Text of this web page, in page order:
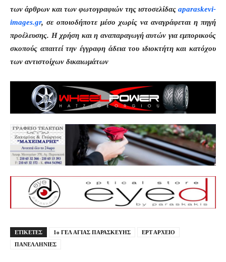
των άρθρων και των φωτογραφιών της ιστοσελίδας aparaskevi-
images.gr, σε οποιοδήποτε μέσο χωρίς να αναγράφεται η πηγή
προέλευσης. Η χρήση και η αναπαραγωγή αυτών για εμπορικούς
σκοπούς απαιτεί την έγγραφη άδεια του ιδιοκτήτη και κατόχου
των αντιστοίχων δικαιωμάτων
ΕΤΙΚΕΤΕΣ 1ο ΓΕΛ ΑΓΙΑΣ ΠΑΡΑΣΚΕΥΗΣ
ΕΡΤ ΑΡΧΕΙΟ
ΠΑΝΕΛΛΗΝΙΕΣ